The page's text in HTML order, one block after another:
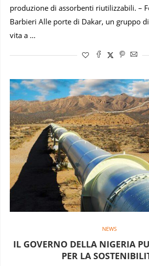
produzione di assorbenti riutilizzabili. –
Barbieri Alle porte di Dakar, un gruppo
vita a …
NEWS
IL GOVERNO DELLA NIGERIA
PER LA